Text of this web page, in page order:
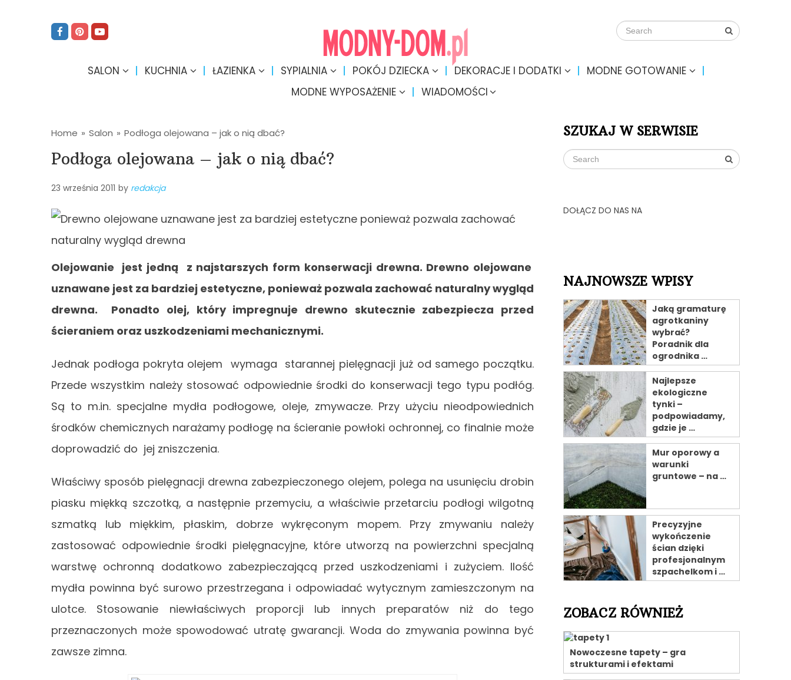
SALON KUCHNIA ŁAZIENKA SYPIALNIA POKÓJ DZIECKA DEKORACJE I DODATKI
MODNE GOTOWANIE
MODNE WYPOSAŻENIE
WIADOMOŚCI
Home » Salon » Podłoga olejowana – jak o nią dbać?
Podłoga olejowana – jak o nią dbać?
23 września 2011 by redakcja
Olejowanie jest jedną z najstarszych form konserwacji drewna. Drewno olejowane
uznawane jest za bardziej estetyczne, ponieważ pozwala zachować naturalny wygląd
drewna. Ponadto olej, który impregnuje drewno skutecznie zabezpiecza przed
ścieraniem oraz uszkodzeniami mechanicznymi.
Jednak podłoga pokryta olejem wymaga starannej pielęgnacji już od samego początku.
Przede wszystkim należy stosować odpowiednie środki do konserwacji tego typu podłóg.
Są to m.in. specjalne mydła podłogowe, oleje, zmywacze. Przy użyciu nieodpowiednich
środków chemicznych narażamy podłogę na ścieranie powłoki ochronnej, co finalnie może
doprowadzić do jej zniszczenia.
Właściwy sposób pielęgnacji drewna zabezpieczonego olejem, polega na usunięciu drobin
piasku miękką szczotką, a następnie przemyciu, a właściwie przetarciu podłogi wilgotną
szmatką lub miękkim, płaskim, dobrze wykręconym mopem. Przy zmywaniu należy
zastosować odpowiednie środki pielęgnacyjne, które utworzą na powierzchni specjalną
warstwę ochronną dodatkowo zabezpieczającą przed uszkodzeniami i zużyciem. Ilość
mydła powinna być surowo przestrzegana i odpowiadać wytycznym zamieszczonym na
ulotce. Stosowanie niewłaściwych proporcji lub innych preparatów niż do tego
przeznaczonych może spowodować utratę gwarancji. Woda do zmywania powinna być
zawsze zimna.
SZUKAJ W SERWISIE
DOŁĄCZ DO NAS NA
NAJNOWSZE WPISY
Jaką gramaturę
agrotkaniny
wybrać?
Poradnik dla
ogrodnika …
Najlepsze
ekologiczne
tynki –
podpowiadamy,
gdzie je …
Mur oporowy a
warunki
gruntowe – na …
Precyzyjne
wykończenie
ścian dzięki
profesjonalnym
szpachelkom i …
ZOBACZ RÓWNIEŻ
Nowoczesne tapety – gra
strukturami i efektami